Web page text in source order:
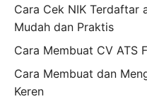
Cara Cek NIK Terdaftar
Mudah dan Praktis
Cara Membuat CV ATS
Cara Membuat dan
Keren